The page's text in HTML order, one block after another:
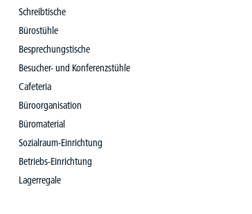
Schreibtische
Bürostühle
Besprechungstische
Besucher- und Konferenzstühle
Cafeteria
Büroorganisation
Büromaterial
Sozialraum-Einrichtung
Betriebs-Einrichtung
Lagerregale